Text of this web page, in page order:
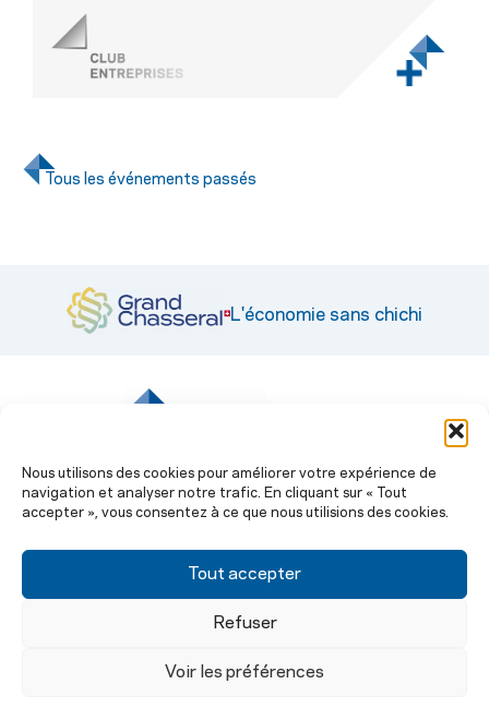
Nous utilisons des cookies pour améliorer votre expérience de
navigation et analyser notre trafic. En cliquant sur « Tout
accepter », vous consentez à ce que nous utilisions des cookies.
Tout accepter
Refuser
Voir les préférences
Tous les événements passés
L'économie sans chichi
Engagement et prestations
Stratégie économique 2030
La Revue
Rue Pierre-Pertuis 1 | CH-2605 Sonceboz-Sombeval |